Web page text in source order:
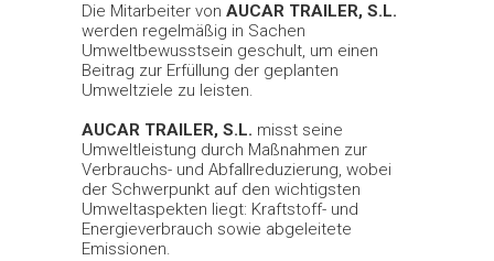
Die Mitarbeiter von AUCAR TRAILER, S.L.
werden regelmäßig in Sachen
Umweltbewusstsein geschult, um einen
Beitrag zur Erfüllung der geplanten
Umweltziele zu leisten.
AUCAR TRAILER, S.L. misst seine
Umweltleistung durch Maßnahmen zur
Verbrauchs- und Abfallreduzierung, wobei
der Schwerpunkt auf den wichtigsten
Umweltaspekten liegt: Kraftstoff- und
Energieverbrauch sowie abgeleitete
Emissionen.